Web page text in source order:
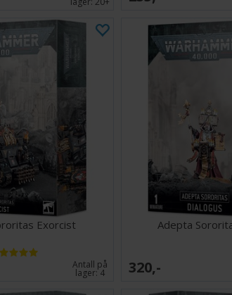
Exorcist
Antall på
lager:4
Adepta
320,-